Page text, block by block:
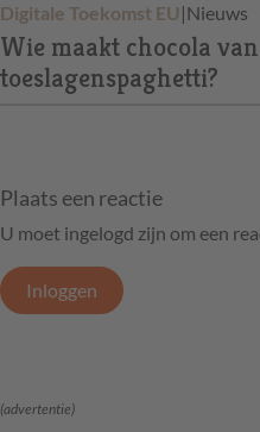
Digitale Toekomst EU |Nieuws
Wie maakt chocola
toeslagenspaghetti?
Plaats een reactie
U moet ingelogd zijn om een
Inloggen
(advertentie)